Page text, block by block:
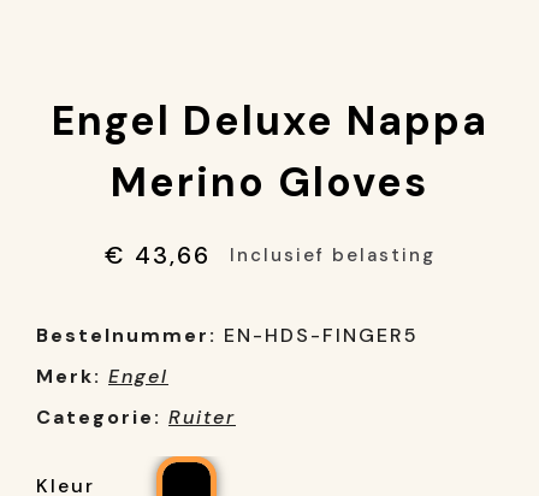
Engel Deluxe Nappa
Merino Gloves
€ 43,66 Inclusief belasting
Bestelnummer: EN-HDS-FINGER5
Merk: Engel
Categorie: Ruiter
Kleur